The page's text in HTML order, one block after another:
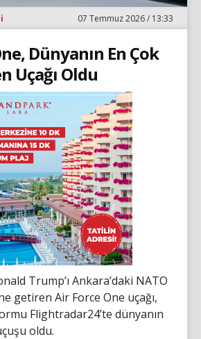
07 Temmuz 2026 / 13:33
Dünyanın En Çok
Uçağı Oldu
Trump’ı Ankara’daki NATO
getiren Air Force One uçağı,
Flightradar24’te dünyanın
oldu.